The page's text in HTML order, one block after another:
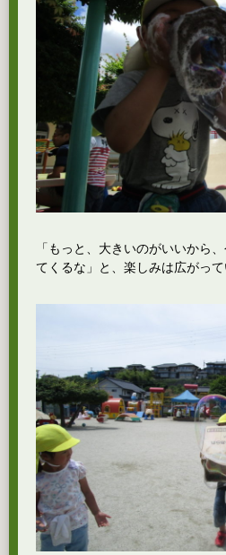
「もっと、大きいのがいいから
てくるな」と、楽しみは広がって